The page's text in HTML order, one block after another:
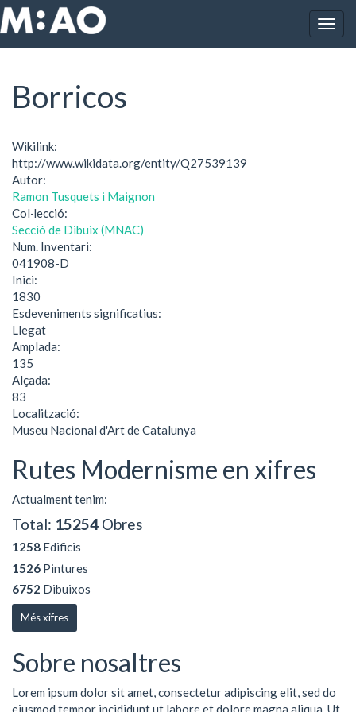
Vés al contingut
Inici Borricos
Borricos
Wikilink:
http://www.wikidata.org/entity/Q27539139
Autor:
Ramon Tusquets i Maignon
Col·lecció:
Secció de Dibuix (MNAC)
Num. Inventari:
041908-D
Inici:
1830
Esdeveniments significatius:
Llegat
Amplada:
135
Alçada:
83
Localització:
Museu Nacional d'Art de Catalunya
Rutes Modernisme en xifres
Actualment tenim:
Total: 15254 Obres
1258 Edificis
1526 Pintures
6752 Dibuixos
Més xifres
Sobre nosaltres
Lorem ipsum dolor sit amet, consectetur adipiscing elit, sed do
eiusmod tempor incididunt ut labore et dolore magna aliqua. Ut